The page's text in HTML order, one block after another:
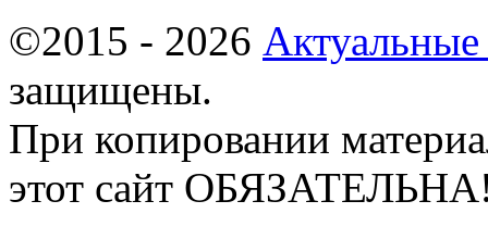
©2015 - 2026
защищены.
При копировании
этот сайт